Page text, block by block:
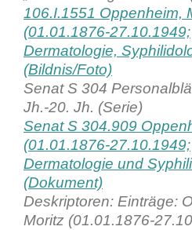
106.I.1551 Oppenheim,
(01.01.1876-27.10.1949;
Dermatologie,
(Bildnis/Foto)
Senat S 304
Jh.-20. Jh. (Serie)
Senat S 304.909
(01.01.1876-27.10.1949;
Dermatologie und
(Dokument)
Deskriptoren: Einträge:
Moritz (01.01.1876-